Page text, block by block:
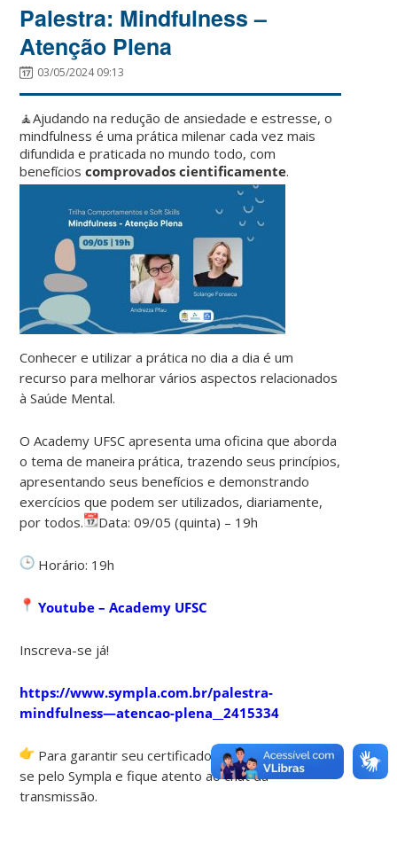
Palestra: Mindfulness –
Atenção Plena
03/05/2024 09:13
🧘Ajudando na redução de ansiedade e estresse, o
mindfulness é uma prática milenar cada vez mais
difundida e praticada no mundo todo, com
benefícioscomprovados cientificamente.
Conhecer e utilizar a prática no dia a dia é um
recurso para melhorar vários aspectos relacionados
à Saúde Mental.
O Academy UFSC apresenta uma oficina que aborda
o tema de maneira prática, trazendo seus princípios,
apresentando seus benefícios e demonstrando
exercícios que podem ser utilizados, diariamente,
por todos.
Data: 09/05 (quinta) – 19h
Horário: 19h
Youtube – Academy UFSC
Inscreva-se já!
https://www.sympla.com.br/palestra-
mindfulness—atencao-plena__2415334
Para garantir seu certificado de horas inscreva-
se pelo Sympla e fique atento ao chat da
transmissão.